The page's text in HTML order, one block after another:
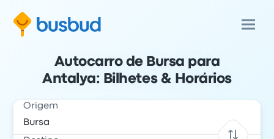
Autocarro de Bursa para
Antalya: Bilhetes & Horários
Origem